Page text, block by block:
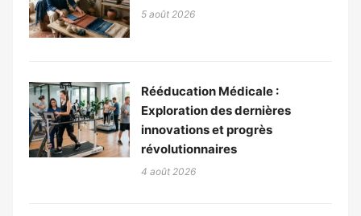
5 août 2026
Rééducation Médicale :
Exploration des dernières
innovations et progrès
révolutionnaires
4 août 2026